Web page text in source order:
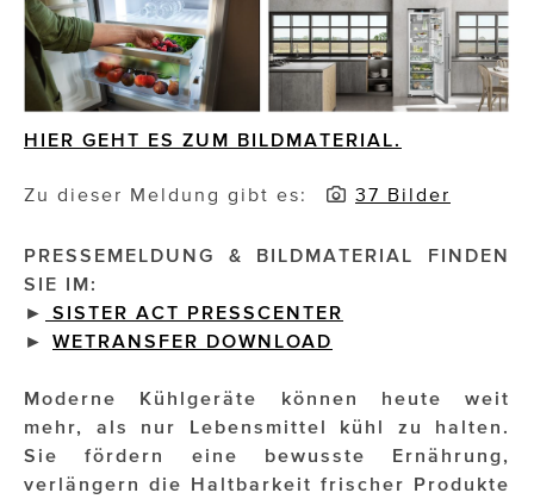
Élan Flow
Foodsavers
GHOST BASTARD
GymBeam
JOHANN STRAUSS – NEW DIMENSIONS
JOOLZ
HIER GEHT ES ZUM BILDMATERIAL.
Zu dieser Meldung gibt es: 37 Bilder
PRESSEMELDUNG & BILDMATERIAL FINDEN
SIE IM:
►
SISTER ACT PRESSCENTER
► WETRANSFER DOWNLOAD
Moderne Kühlgeräte können heute weit
mehr, als nur Lebensmittel kühl zu halten.
Sie fördern eine bewusste Ernährung,
verlängern die Haltbarkeit frischer Produkte